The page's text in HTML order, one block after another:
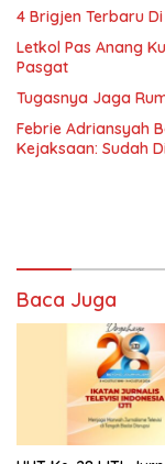
4 Brigjen Terbaru
Letkol Pas Anang
Pasgat
Tugasnya Jaga
Febrie Adriansyah
Kejaksaan: Sudah
Baca Juga